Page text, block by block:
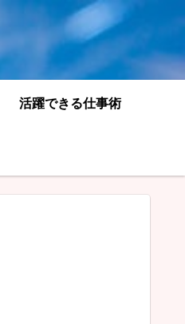
活躍できる仕事術